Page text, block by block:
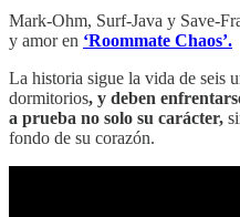
Mark-Ohm, Surf-Java y Save-
y amor en ‘Roommate Chaos’.
La historia sigue la vida de seis
dormitorios, y deben
a prueba no solo su carácter,
fondo de su corazón.